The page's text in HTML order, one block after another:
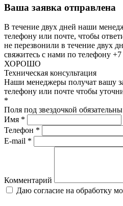
Ваша заявка отправлена
В течение двух дней наши
телефону или почте, чтобы
не перезвонили в течение двух
свяжитесь с нами по телефону
ХОРОШО
Техническая консультация
Наши менеджеры получат вашу
телефону или почте чтобы
*
Поля под звездочкой
Имя *
Телефон *
E-mail *
Комментарий
Даю согласие на обработку